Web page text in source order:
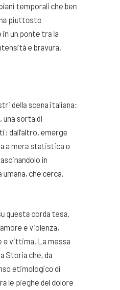
temporali che ben
piuttosto
un ponte tra la
e bravura.
della scena italiana:
una sorta di
dall’altro, emerge
a mera statistica o
in
che cerca,
questa corda tesa.
e violenza,
e vittima. La messa
Storia che, da
etimologico di
le pieghe del dolore